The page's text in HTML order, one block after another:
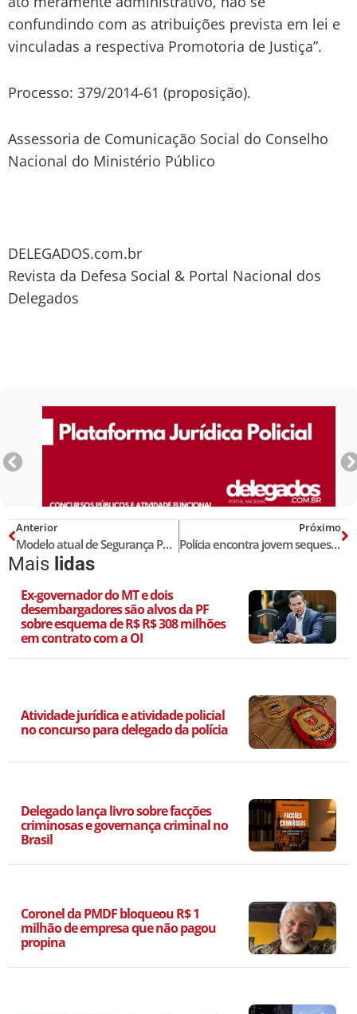
confundindo com as atribuições prevista em lei e
vinculadas a respectiva Promotoria de Justiça”.
Processo: 379/2014-61 (proposição).
Assessoria de Comunicação Social do Conselho
Nacional do Ministério Público
DELEGADOS.com.br
Revista da Defesa Social & Portal Nacional dos
Delegados
Anterior
Modelo atual de Segurança Publica… Porque ainda não deu certo…
Próximo
Polícia encontra jovem sequestrada dentro de caixa trancada em Goiás
Mais lidas
Ex-governador do MT e dois
desembargadores são alvos da PF
sobre esquema de R$ R$ 308 milhões
em contrato com a OI
Atividade jurídica e atividade policial
no concurso para delegado da polícia
Delegado lança livro sobre facções
criminosas e governança criminal no
Brasil
Coronel da PMDF bloqueou R$ 1
milhão de empresa que não pagou
propina